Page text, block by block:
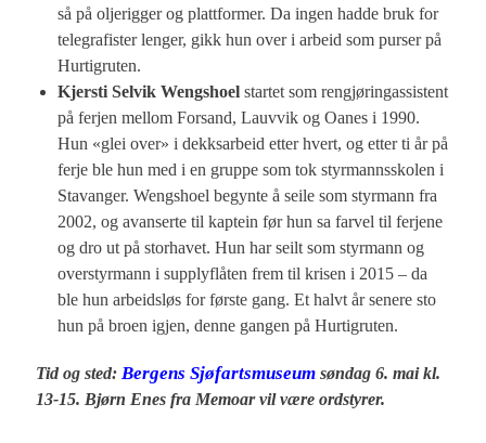
så på oljerigger og plattformer. Da ingen hadde bruk for
telegrafister lenger, gikk hun over i arbeid som purser på
Hurtigruten.
Kjersti Selvik Wengshoel startet som rengjøringassistent
på ferjen mellom Forsand, Lauvvik og Oanes i 1990.
Hun «glei over» i dekksarbeid etter hvert, og etter ti år på
ferje ble hun med i en gruppe som tok styrmannsskolen i
Stavanger. Wengshoel begynte å seile som styrmann fra
2002, og avanserte til kaptein før hun sa farvel til ferjene
og dro ut på storhavet. Hun har seilt som styrmann og
overstyrmann i supplyflåten frem til krisen i 2015 – da
ble hun arbeidsløs for første gang. Et halvt år senere sto
hun på broen igjen, denne gangen på Hurtigruten.
Tid og sted:Bergens Sjøfartsmuseum søndag 6. mai kl.
13-15. Bjørn Enes fra Memoar vil være ordstyrer.